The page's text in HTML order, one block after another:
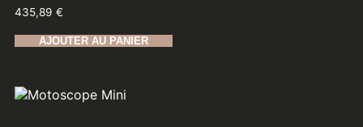
435,89 €
AJOUTER AU PANIER